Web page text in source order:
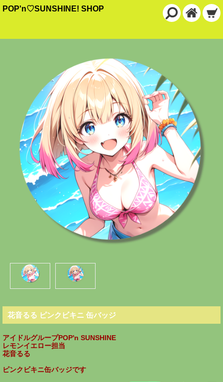
POP'n♡SUNSHINE! SHOP
花音るる ピンクビキニ 缶バッジ
アイドルグループPOP'n SUNSHINE
レモンイエロー担当
花音るる
ピンクビキニ缶バッジです